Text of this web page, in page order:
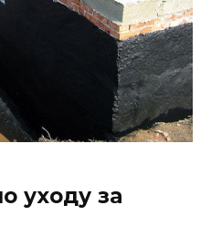
уходу за